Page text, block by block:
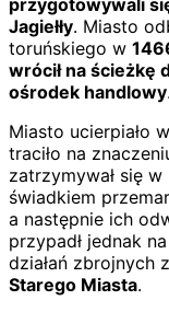
przygotowywali
Jagiełły. Miasto
toruńskiego w
wrócił na ścieżkę
ośrodek handlowy.
Miasto ucierpiało
traciło na
zatrzymywał się
świadkiem
a następnie ich
przypadł jednak na
działań zbrojnych
Starego Miasta.